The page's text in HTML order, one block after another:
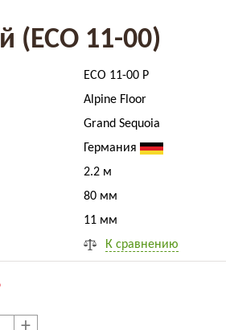
(ECO 11-00)
ECO 11-00 P
Alpine Floor
Grand Sequoia
Германия
2.2 м
80 мм
11 мм
К сравнению